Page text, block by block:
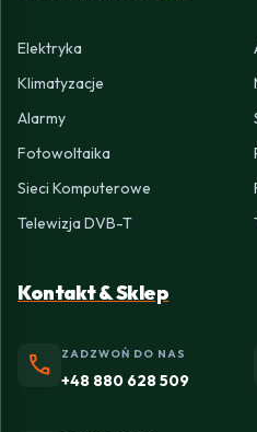
Elektryka
Klimatyzacje
Alarmy
Fotowoltaika
Sieci Komputerowe
Telewizja DVB-T
Kontakt & Sklep
phone ZADZWOŃ DO NAS
+48 880 628 509